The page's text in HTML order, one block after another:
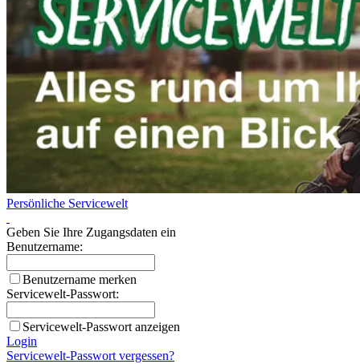
Persönliche Servicewelt
Geben Sie Ihre Zugangsdaten ein
Benutzername:
Benutzername merken
Servicewelt-Passwort:
Servicewelt-Passwort anzeigen
Login
Servicewelt-Passwort vergessen?